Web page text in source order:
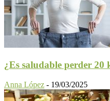
¿Es saludable perder 20
Anna López - 19/03/2025